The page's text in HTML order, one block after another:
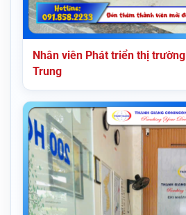
Nhân viên Phát triển thị
Trung